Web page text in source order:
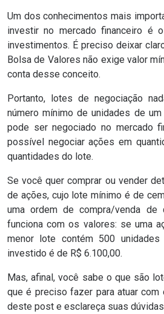
Um dos conhecimentos mais
investir no mercado financeiro é
investimentos. É preciso deixar
Bolsa de Valores não exige valor
conta desse conceito.
Portanto, lotes de negociação
número mínimo de unidades de
pode ser negociado no mercado
possível negociarações em
quantidades do lote.
Se você quer comprar ou vender
de ações, cujo lote mínimo é de
uma ordem de compra/venda de
funciona com os valores: se uma
menor lote contém 500
investido é de R$ 6.100,00.
Mas, afinal, você sabe o que são
que é preciso fazer para atuar com
deste post e esclareça suas